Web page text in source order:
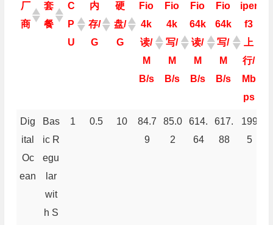
厂
商
套
餐
C
P
U
内
存/
G
硬
盘/
G
Fio
4k
读/
M
B/s
Fio
4k
写/
M
B/s
Fio
64k
读/
M
B/s
Fio
64k
写/
M
B/s
iper
f3
上
行/
Mb
ps
厂
商
套
餐
C
内
硬
Fio
4k
Fio
4k
Fio
64k
Fio
64k
iper
f3
Dig
ital
Oc
ean
Bas
ic R
egu
lar
wit
h S
1 0.5 10
84.7
9
85.0
2
614.
64
617.
88
199
5